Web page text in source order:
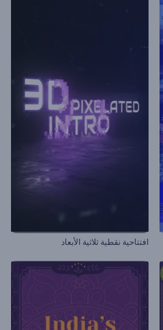
افتتاحية نقطية ثلاثية الأبعاد